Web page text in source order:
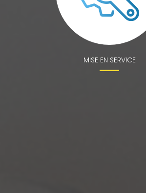
MISE EN SERVICE